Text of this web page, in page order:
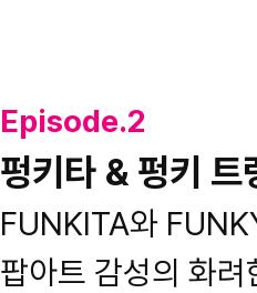
Episode.2
펑키타 & 펑키
FUNKITA와
팝아트 감성의 화